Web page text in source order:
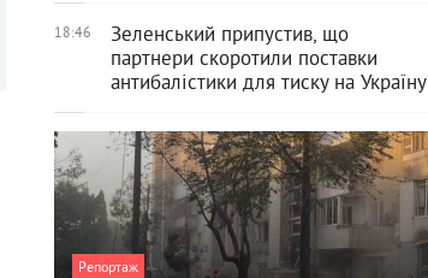
18:46
Зеленський припустив, що
партнери скоротили поставки
антибалістики для тиску на Україну
Репортаж